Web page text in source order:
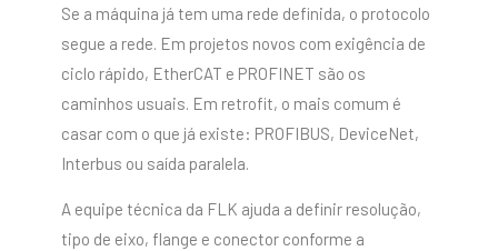
Se a máquina já tem uma rede definida, o protocolo
segue a rede. Em projetos novos com exigência de
ciclo rápido, EtherCAT e PROFINET são os
caminhos usuais. Em retrofit, o mais comum é
casar com o que já existe: PROFIBUS, DeviceNet,
Interbus ou saída paralela.
A equipe técnica da FLK ajuda a definir resolução,
tipo de eixo, flange e conector conforme a